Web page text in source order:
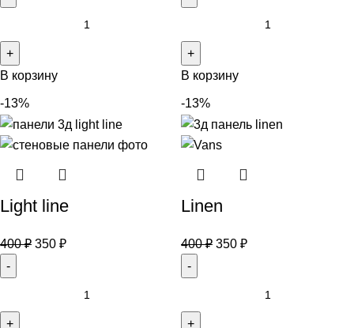
В корзину В корзину
-13%
Light line
400₽ 350 ₽
-13%
Linen
400₽ 350 ₽